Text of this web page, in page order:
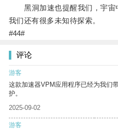
黑洞加速也提醒我们，宇宙
我们还有很多未知待探索。
#44#
评论
游客
这款加速器VPM应用程序已经为我们
护。
2025-09-02
游客